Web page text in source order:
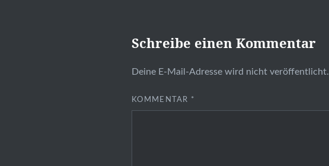
Schreibe einen Kommentar
Deine E-Mail-Adresse wird nicht veröffentlicht.
KOMMENTAR *